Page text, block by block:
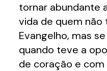
tornar abundante
vida de quem não
Evangelho, mas
quando teve a
de coração e com